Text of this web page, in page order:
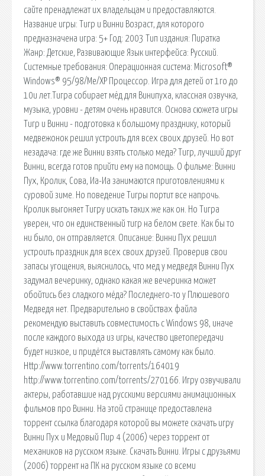
сайте пренадлежат их владельцам и предоставляются.
Название игры: Тигр и Винни Возраст, для которого
предназначена игра: 5+ Год: 2003 Тип издания: Пиратка
Жанр: Детские, Развивающие Язык интерфейса: Русский.
Системные требования: Операционная система: Microsoft®
Windows® 95/98/Me/XP Процессор. Игра для детей от 1го до
10и лет.Тигра собирает мёд для Винипуха, классная озвучка,
музыка, уровни - детям очень нравится. Основа сюжета игры
Тигр и Винни - подготовка к большому празднику, который
медвежонок решил устроить для всех своих друзей. Но вот
незадача: где же Винни взять столько меда? Тигр, лучший друг
Винни, всегда готов прийти ему на помощь. О фильме: Винни
Пух, Кролик, Сова, Иа-Иа занимаются приготовлениями к
суровой зиме. Но поведение Тигры портит все напрочь.
Кролик выгоняет Тигру искать таких же как он. Но Тигра
уверен, что он единственный тигр на белом свете. Как бы то
ни было, он отправляется. Описание: Винни Пух решил
устроить праздник для всех своих друзей. Проверив свои
запасы угощения, выяснилось, что мед у медведя Винни Пух
задумал вечеринку, однако какая же вечеринка может
обойтись без сладкого мёда? Последнего-то у Плюшевого
Медведя нет. Предварительно в свойствах файла
рекомендую выставить совместимость с Windows 98, иначе
после каждого выхода из игры, качество цветопередачи
будет низкое, и придётся выставлять самому как было.
Http://www.torrentino.com/torrents/164019
http://www.torrentino.com/torrents/270166. Игру озвучивали
актеры, работавшие над русскими версиями анимационных
фильмов про Винни. На этой странице предоставлена
торрент ссылка благодаря которой вы можете скачать игру
Винни Пух и Медовый Пир 4 (2006) через торрент от
механиков на русском языке. Скачать Винни. Игры с друзьями
(2006) торрент на ПК на русском языке со всеми